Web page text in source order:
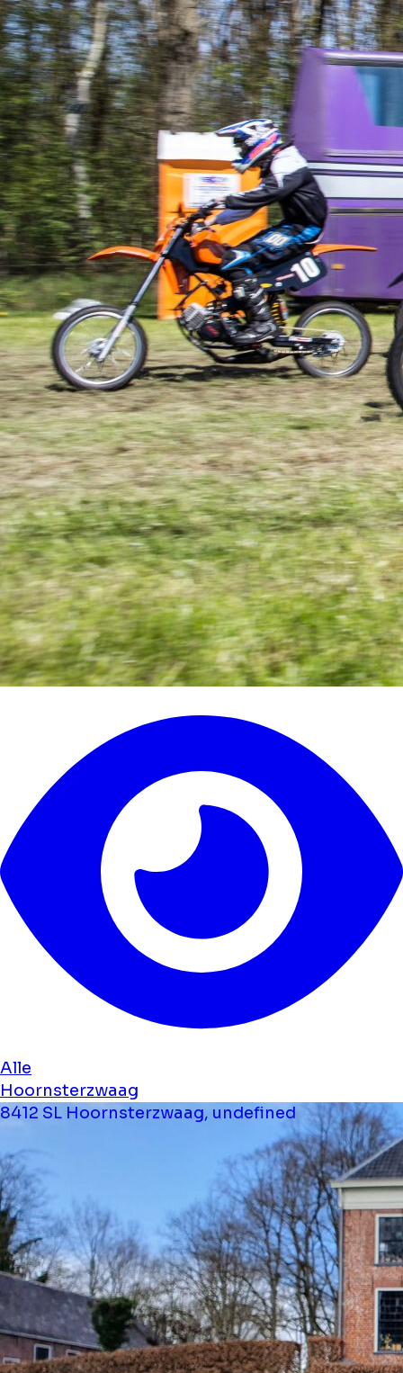
Alle
Hoornsterzwaag
8412 SL Hoornsterzwaag, undefined